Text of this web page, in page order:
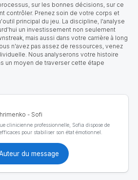
sur les bonnes décisions, sur ce
contrôler. Prenez soin de votre corps et
principal du jeu. La discipline, l'analyse
un investissement non seulement
mais aussi dans votre carrière à long
n'avez pas assez de ressources, venez
Nous analyserons votre histoire
un moyen de traverser cette étape
- Sofi
clinicienne professionnelle, Sofia dispose de
pour stabiliser son état émotionnel.
du message